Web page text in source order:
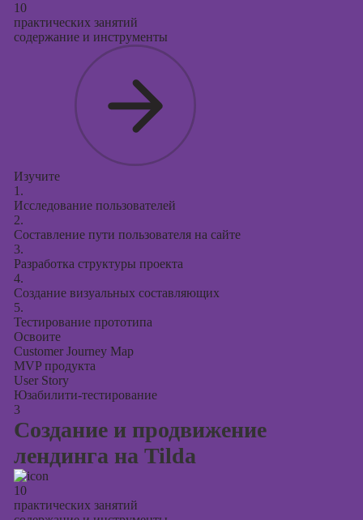
10
практических занятий
содержание и инструменты
Изучите
1.
Исследование пользователей
2.
Составление пути пользователя на сайте
3.
Разработка структуры проекта
4.
Создание визуальных составляющих
5.
Тестирование прототипа
Освоите
Customer Journey Map
MVP продукта
User Story
Юзабилити-тестирование
3
Создание и продвижение
лендинга на Tilda
10
практических занятий